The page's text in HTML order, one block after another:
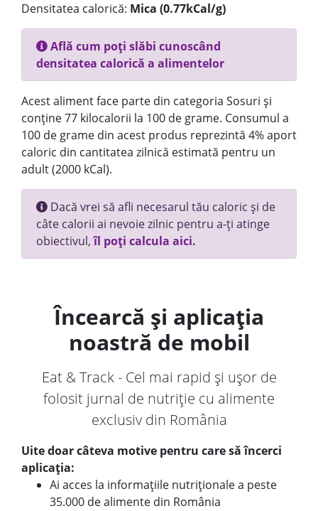
Densitatea calorică: Mica (0.77kCal/g)
Află cum poți slăbi cunoscând
densitatea calorică a alimentelor
Acest aliment face parte din categoria Sosuri și
conține 77 kilocalorii la 100 de grame. Consumul a
100 de grame din acest produs reprezintă 4% aport
caloric din cantitatea zilnică estimată pentru un
adult (2000 kCal).
Dacă vrei să afli necesarul tău caloric și de
câte calorii ai nevoie zilnic pentru a-ți atinge
obiectivul,îl poți calcula aici.
Încearcă și aplicația
noastră de mobil
Eat & Track - Cel mai rapid și ușor de
folosit jurnal de nutriție cu alimente
exclusiv din România
Uite doar câteva motive pentru care să încerci
aplicația:
Ai acces la informațiile nutriționale a peste
35.000 de alimente din România